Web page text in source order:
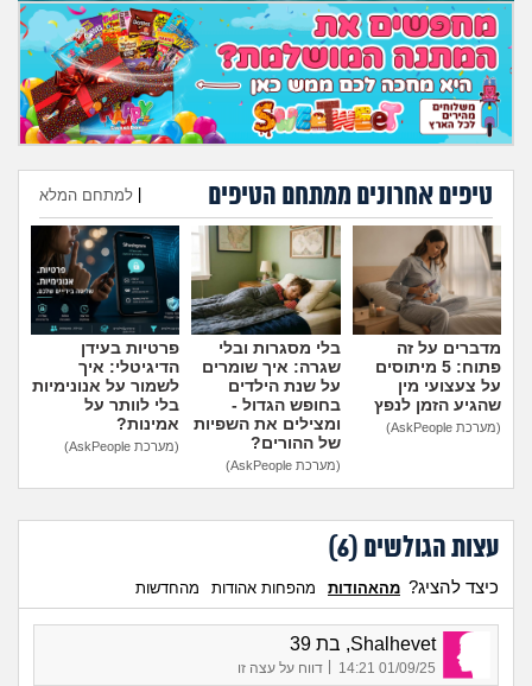
גאווה
טיפים אחרונים ממתחם הטיפים למתחם המלא
הוספת טיפ
מדברים על זה
פתוח: 5 מיתוסים
על צעצועי מין
שהגיע הזמן לנפץ
(מערכת AskPeople)
בלי מסגרות ובלי
שגרה: איך שומרים
על שנת הילדים
בחופש הגדול -
ומצילים את השפיות
של ההורים?
(מערכת AskPeople)
פרטיות בעידן
הדיגיטלי: איך
לשמור על אנונימיות
בלי לוותר על
אמינות?
(מערכת AskPeople)
עצות הגולשים (6
)
כיצד להציג? מהאהודות מהפחות אהודות מהחדשות
Shalhevet, בת 39
01/09/25 14:21 דווח על עצה זו